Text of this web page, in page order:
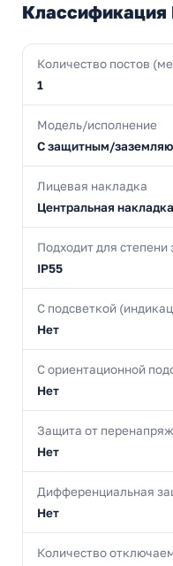
Классификация
Количество постов
1
Модель/исполнение
С защитным/
Лицевая накладка
Центральная накладка
Подходит для степени
IP55
С подсветкой
Нет
С ориентационной
Нет
Защита от
Нет
Дифференциальная
Нет
Количество